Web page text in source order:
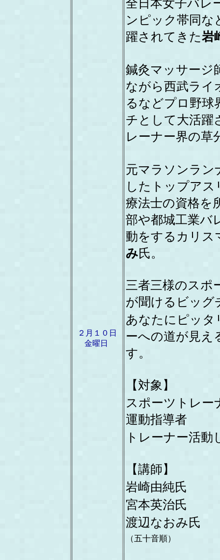
２月１０日
金曜日
全日本女子バレ
ンピック帯同な
躍されてきた岩
鍼灸マッサージ
ながら西武ライ
るなどプロ野球
チとして大活躍
レーナー界の草
元マラソンラン
したトップアス
療法士の資格を
部や都城工業バ
動をするカリス
み氏。
三者三様のスポ
が聞けるビッグ
あなたにピッタ
ーへの道が見え
す。
【対象】
スポーツトレー
運動指導者
トレーナー活動
【講師】
岩崎由純氏
宮本英治氏
渡辺なおみ氏
（五十音順）